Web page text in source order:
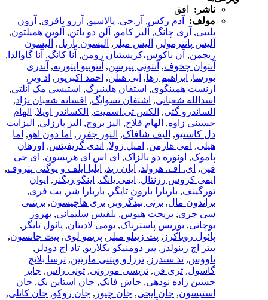
ناشر:
افق
مولف:
آدم رکس, آر.جی. پالاسیو, آرزو باقری, آرون
بلیبی, آری چانگ, آلبر کامو, آلن دو باتن, آلوین همیلتون,
آلیس پانترمولر , آلیس میلر , آلیسون بارتل, آلیسون
ریچمن, آن باکوس،کریستیان رومن, آنا کانگ, آنا گاوالدا ,
آنتوان چخوف, آنتونی پیرسن, آنتونیو ایتوربه, آندری
بورسا, ابراهیم رها, اَبی هنلُن, احمد اکبرپور , اد ویر ,
ارنست همینگوی, استفان هلینبرگ, استیسی مک آنلتی,
اسدالله شعبانی, اشتفان تسوایگ, افسانه شعبان نژاد,
الساندرو گتی, الکس تی.اسمیت, الکساندر اویلا, الهام
حسینی زاوه, الهام فلاح, الیز بروچ, الیز پارزلی, الیزابت
دل کاستیو, الیف شافاک, الیور جفرز , اما دون اهو, اما
هیلی, امی هارمن, امیل زولا, اندی گریفیتس, اورهان
پاموک, اونوره دو بالزاک, ای اس ای هریسون, ای جی
فین, ای. اف. هرولد, ایان رید, ایلیا ایلف و یوگنی پتروف,
ایمی کروس رزنتال, ایمی یانگ, اینگو زیگنر , ایوان
تورگینف, باربارا بارون تایگر , باربارا شر , بت فری,
براندون مال, برنی بیدگروبر , بری هاچیسون, بریتنی
سی چری, بریجت هیوس, بلقیس سلیمانی, بهروز
بوچانی, بوریس پاسترناک, بومی لادیتان, پائول تایگر ,
پائول رویاکرز , پت زیتلو میلر , پریمو لوی, پیت جانسون,
پیتر اچ رینولدز , پیر دومنیکو بکلاریو, تاد اچ دودلر ,
تاووس, تد سندرز , ترزا و ویتنی مارتین, ترسا بلانچ
گاسول, تری فن, تریسی مورونی, تونی راس, جابر
حسین زاده نودهی, جاش فانک, جان استاین بک, جان
استیسون, جان ایجی, جان چیور , جان روکو, جان کانلی,